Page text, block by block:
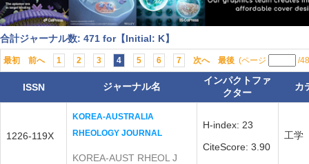
合計ジャーナル数: 471 for【Initial: K】
最初 前へ 1 2 3 4 5 6 7 次へ 最後 (ページ /
ISSN ジャーナル名
インパクトファ
クター
カ
1226-119X
KOREA-AUSTRALIA
RHEOLOGY JOURNAL
KOREA-AUST RHEOL J
H-index: 23
CiteScore: 3.90
工学